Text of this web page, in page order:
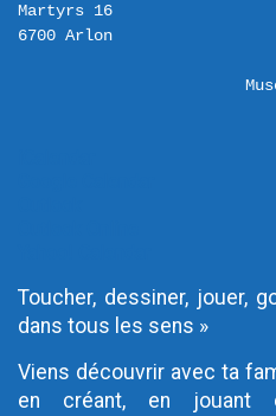
Martyrs 16
Toucher, dessiner, jouer,
dans tous les sens »
Viens découvrir avec ta
en créant, en jouant